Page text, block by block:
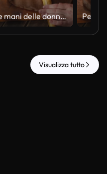
Le mani delle donne stendono l'impasto con mattarello
Visualizza tutto